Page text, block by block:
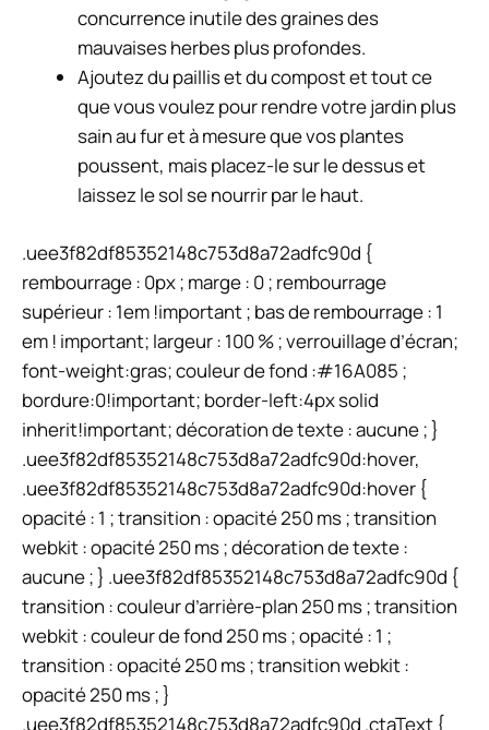
concurrence inutile des graines des
mauvaises herbes plus profondes.
Ajoutez du paillis et du compost et tout ce
que vous voulez pour rendre votre jardin plus
sain au fur et à mesure que vos plantes
poussent, mais placez-le sur le dessus et
laissez le sol se nourrir par le haut.
.uee3f82df85352148c753d8a72adfc90d {
rembourrage : 0px ; marge : 0 ; rembourrage
supérieur : 1em !important ; bas de rembourrage : 1
em ! important; largeur : 100 % ; verrouillage d’écran;
font-weight:gras; couleur de fond :#16A085 ;
bordure:0!important; border-left:4px solid
inherit!important; décoration de texte : aucune ; }
.uee3f82df85352148c753d8a72adfc90d:hover,
.uee3f82df85352148c753d8a72adfc90d:hover {
opacité : 1 ; transition : opacité 250 ms ; transition
webkit : opacité 250 ms ; décoration de texte :
aucune ; } .uee3f82df85352148c753d8a72adfc90d {
transition : couleur d’arrière-plan 250 ms ; transition
webkit : couleur de fond 250 ms ; opacité : 1 ;
transition : opacité 250 ms ; transition webkit :
opacité 250 ms ; }
.uee3f82df85352148c753d8a72adfc90d .ctaText {